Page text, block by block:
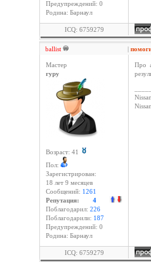
Предупреждений: 0
Родина: Барнаул
ICQ: 6759279
ballist |
Мастер
гуру
Возраст: 41
Пол:
Зарегистрирован:
18 лет 9 месяцев
Сообщений: 1261
Репутация: 4
Поблагодарил: 226
Поблагодарили: 187
Предупреждений: 0
Родина: Барнаул
Про
ICQ: 6759279